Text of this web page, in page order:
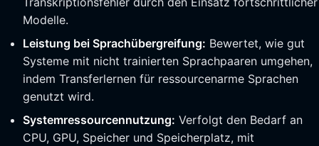
Modelle.
Leistung bei Sprachübergreifung: Bewertet, wie gut
Systeme mit nicht trainierten Sprachpaaren umgehen,
indem Transferlernen für ressourcenarme Sprachen
genutzt wird.
Systemressourcennutzung: Verfolgt den Bedarf an
CPU, GPU, Speicher und Speicherplatz, mit